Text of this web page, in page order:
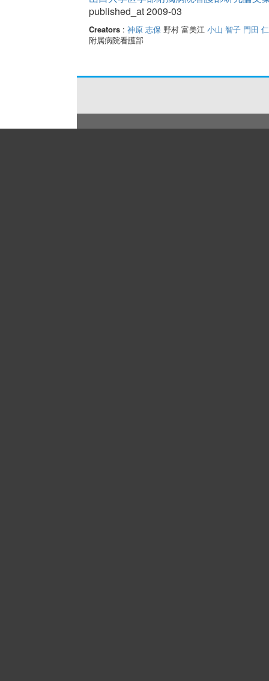
published_at 2009-03
Creators: 神原 志保 野村 富美江 小山 智子 門田
附属病院看護部